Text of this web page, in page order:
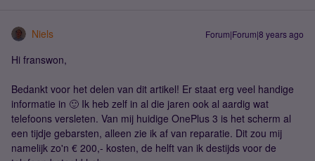
Niels Forum|Forum|8 years ago
Hi franswon,
Bedankt voor het delen van dit artikel! Er staat erg veel handige
informatie in 🙂 Ik heb zelf in al die jaren ook al aardig wat
telefoons versleten. Van mij huidige OnePlus 3 is het scherm al
een tijdje gebarsten, alleen zie ik af van reparatie. Dit zou mij
namelijk zo'n € 200,- kosten, de helft van ik destijds voor de